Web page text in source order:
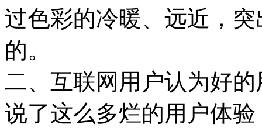
过色彩的冷暖、远近，
的。
二、互联网用户认为好
说了这么多烂的用户体